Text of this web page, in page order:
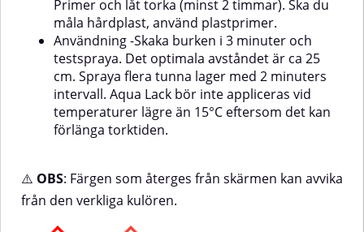
Primer och låt torka (minst 2 timmar). Ska du
måla hårdplast, använd plastprimer.
Användning -Skaka burken i 3 minuter och
testspraya. Det optimala avståndet är ca 25
cm. Spraya flera tunna lager med 2 minuters
intervall. Aqua Lack bör inte appliceras vid
temperaturer lägre än 15°C eftersom det kan
förlänga torktiden.
⚠️ OBS: Färgen som återges från skärmen kan avvika
från den verkliga kulören.